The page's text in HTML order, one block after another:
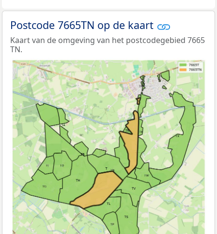
Postcode 7665TN op de kaart
Kaart van de omgeving van het postcodegebied 7665
TN.